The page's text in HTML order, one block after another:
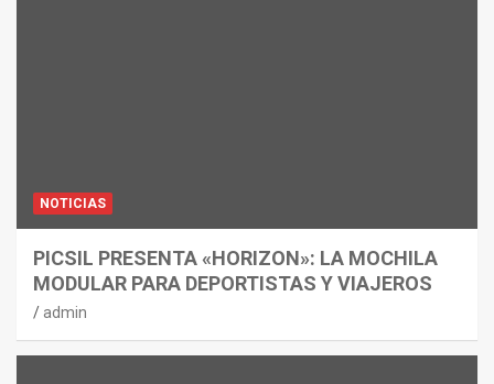
NOTICIAS
PICSIL PRESENTA «HORIZON»: LA MOCHILA
MODULAR PARA DEPORTISTAS Y VIAJEROS
admin